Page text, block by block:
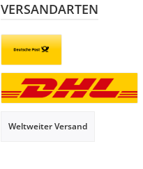
VERSANDARTEN
Briefsendung
Weltweiter Versand